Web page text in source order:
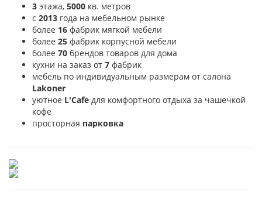
3 этажа, 5000 кв. метров
с 2013 года на мебельном рынке
более 16 фабрик мягкой мебели
более 25 фабрик корпусной мебели
более 70 брендов товаров для дома
кухни на заказ от 7 фабрик
мебель по индивидуальным размерам от салона
Lakoner
уютное L'Cafe для комфортного отдыха за чашечкой
кофе
просторная парковка